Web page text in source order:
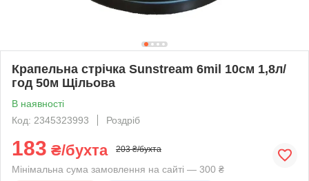
Крапельна стрічка Sunstream 6mil 10см 1,8л/
год 50м Щільова
В наявності
Код: 2345323993
Роздріб
183 ₴/бухта 203 ₴/бухта
Мінімальна сума замовлення на сайті — 300 ₴